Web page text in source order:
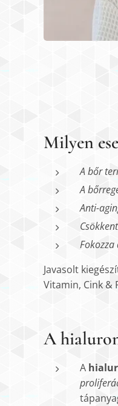
Milyen
A bőr
A
Anti-
Javasolt
Vitamin, Cink &
A
A